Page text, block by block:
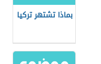
بماذا تشتهر تركيا